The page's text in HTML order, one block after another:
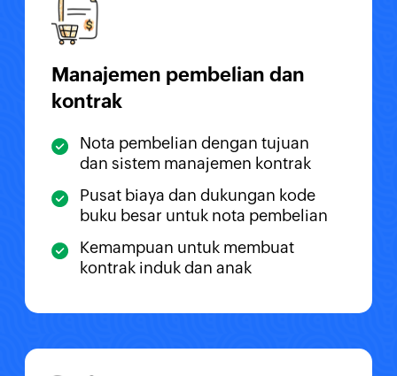
Manajemen pembelian dan
kontrak
Nota pembelian dengan tujuan
dan sistem manajemen kontrak
Pusat biaya dan dukungan kode
buku besar untuk nota pembelian
Kemampuan untuk membuat
kontrak induk dan anak